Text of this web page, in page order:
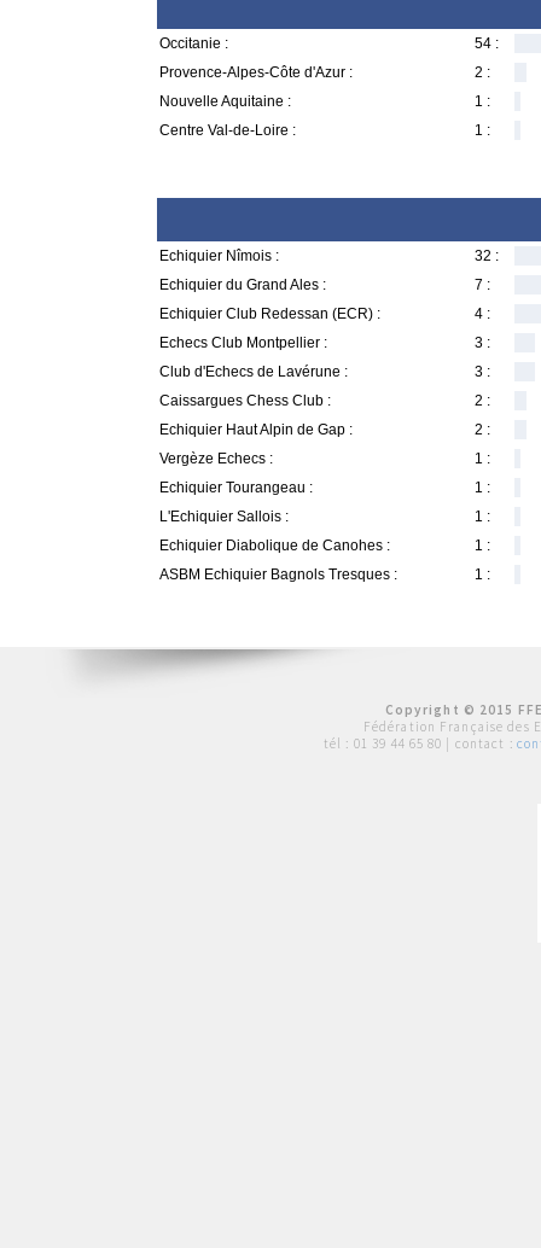
Occitanie :
54 :
Provence-Alpes-Côte d'Azur :
2 :
Nouvelle Aquitaine :
1 :
Centre Val-de-Loire :
1 :
Echiquier Nîmois :
32 :
Echiquier du Grand Ales :
7 :
Echiquier Club Redessan (ECR) :
4 :
Echecs Club Montpellier :
3 :
Club d'Echecs de Lavérune :
3 :
Caissargues Chess Club :
2 :
Echiquier Haut Alpin de Gap :
2 :
Vergèze Echecs :
1 :
Echiquier Tourangeau :
1 :
L'Echiquier Sallois :
1 :
Echiquier Diabolique de Canohes :
1 :
ASBM Echiquier Bagnols Tresques :
1 :
Copyright © 2015
Fédération Française des
tél : 01 39 44 65 80 | contact :